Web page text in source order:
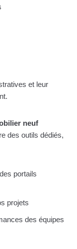
et leur
neuf
des outils dédiés,
portails
projets
des équipes